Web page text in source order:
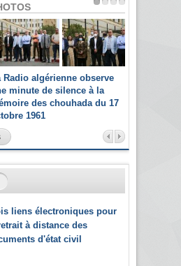
Radio algérienne observe
minute de silence à la
des chouhada du 17
1961
liens électroniques pour
à distance des
d'état civil